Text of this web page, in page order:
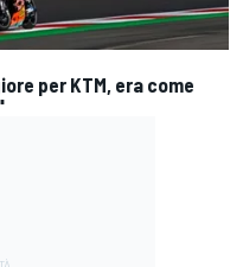
per KTM, era come